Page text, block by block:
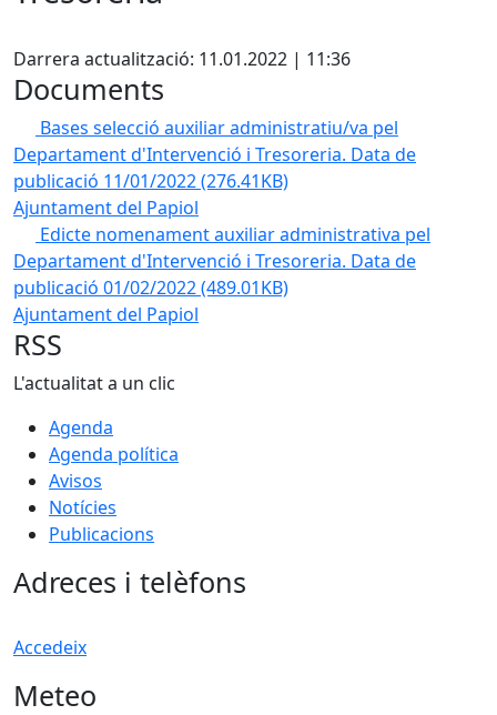
Darrera actualització: 11.01.2022 | 11:36
Documents
Bases selecció auxiliar administratiu/va pel
Departament d'Intervenció i Tresoreria. Data de
publicació 11/01/2022(276.41KB)
Ajuntament del Papiol
Edicte nomenament auxiliar administrativa pel
Departament d'Intervenció i Tresoreria. Data de
publicació 01/02/2022(489.01KB)
Ajuntament del Papiol
RSS
L'actualitat a un clic
Agenda
Agenda política
Avisos
Notícies
Publicacions
Adreces i telèfons
Accedeix
Meteo